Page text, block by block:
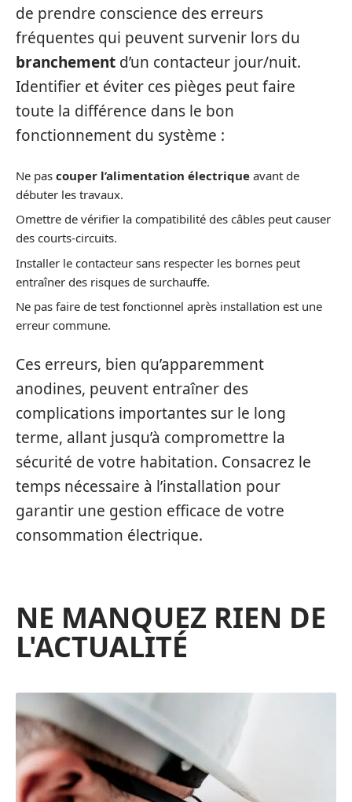
de prendre conscience des erreurs
fréquentes qui peuvent survenir lors du
branchement d’un contacteur jour/nuit.
Identifier et éviter ces pièges peut faire
toute la différence dans le bon
fonctionnement du système :
Ne pas couper l’alimentation électrique avant de
débuter les travaux.
Omettre de vérifier la compatibilité des câbles peut causer
des courts-circuits.
Installer le contacteur sans respecter les bornes peut
entraîner des risques de surchauffe.
Ne pas faire de test fonctionnel après installation est une
erreur commune.
Ces erreurs, bien qu’apparemment
anodines, peuvent entraîner des
complications importantes sur le long
terme, allant jusqu’à compromettre la
sécurité de votre habitation. Consacrez le
temps nécessaire à l’installation pour
garantir une gestion efficace de votre
consommation électrique.
NE MANQUEZ RIEN DE
L'ACTUALITÉ